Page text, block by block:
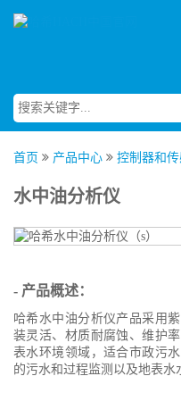
首页 产品中心 控制器和
水中油分析仪
- 产品概述：
哈希水中油分析仪产品采用
装灵活、材质耐腐蚀、维护
表水环境领域，适合市政污
的污水和过程监测以及地表水